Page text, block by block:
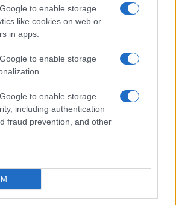
to enable storage
like cookies on web or
in apps.
to enable storage
to enable storage
including authentication
fraud prevention, and other
Νέα εκτόξευση
πριν από τις
Κορέας
για μαζικές
χώρες του Κόλπου